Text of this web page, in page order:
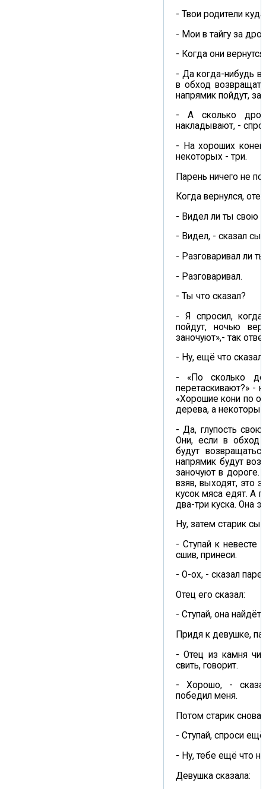
- Твои родители
- Мои в тайгу за
- Когда они
- Да когда-нибудь
в обход
напрямик пойдут,
- А сколько
накладывают, -
- На хороших
некоторых - три.
Парень ничего не
Когда вернулся,
- Видел ли ты свою
- Видел, - сказал
- Разговаривал ли
- Разговаривал.
- Ты что сказал?
- Я спросил, когда
пойдут, ночью
заночуют»,- так
- Ну, ещё что
- «По сколько
перетаскивают?» -
«Хорошие кони по
дерева, а
- Да, глупость
Они, если в обход
будут
напрямик будут
заночуют в дороге.
взяв, выходят, это
кусок мяса едят. А
два-три куска. Она
Ну, затем старик
- Ступай к невесте
сшив, принеси.
- О-ох, - сказал
Отец его сказал:
- Ступай, она
Придя к девушке,
- Отец из камня
свить, говорит.
- Хорошо, -
победил меня.
Потом старик снова
- Ступай, спроси
- Ну, тебе ещё что
Девушка сказала: